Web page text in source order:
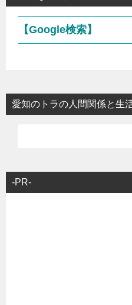
【Google検索】
愛知のトラの人間関係と生
-PR-